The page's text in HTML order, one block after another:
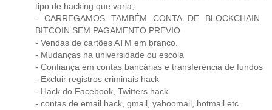
tipo de hacking que varia;
- CARREGAMOS TAMBÉM CONTA DE BLOCKCHAIN ​​
BITCOIN SEM PAGAMENTO PRÉVIO
- Vendas de cartões ATM em branco.
- Mudanças na universidade ou escola
- Confiança em contas bancárias e transferência de fundos
- Excluir registros criminais hack
- Hack do Facebook, Twitters hack
- contas de email hack, gmail, yahoomail, hotmail etc.